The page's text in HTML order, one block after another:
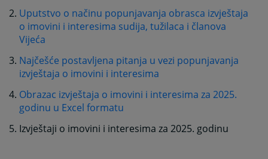
Uputstvo o načinu popunjavanja obrasca izvještaja
o imovini i interesima sudija, tužilaca i članova
Vijeća
Najčešće postavljena pitanja u vezi popunjavanja
izvještaja o imovini i interesima
Obrazac izvještaja o imovini i interesima za 2025.
godinu u Excel formatu
Izvještaji o imovini i interesima za 2025. godinu